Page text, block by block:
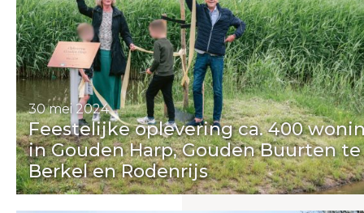
30 mei 2024
Feestelijke oplevering ca. 400
in Gouden Harp, Gouden Buurten te
Berkel en Rodenrijs